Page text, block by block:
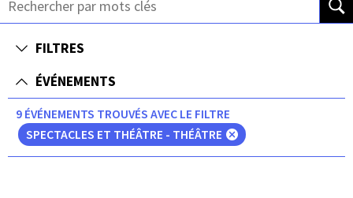
FILTRES
ÉVÉNEMENTS
9 ÉVÉNEMENTS TROUVÉS AVEC LE FILTRE
SPECTACLES ET THÉÂTRE - THÉÂTRE